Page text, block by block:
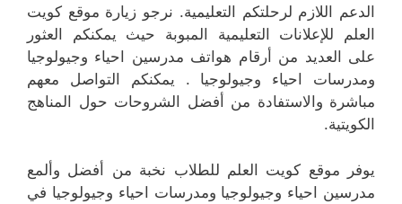
الدعم اللازم لرحلتكم التعليمية. نرجو زيارة موقع كويت
العلم للإعلانات التعليمية المبوبة حيث يمكنكم العثور
على العديد من أرقام هواتف مدرسين احياء وجيولوجيا
ومدرسات احياء وجيولوجيا . يمكنكم التواصل معهم
مباشرة والاستفادة من أفضل الشروحات حول المناهج
الكويتية.
يوفر موقع كويت العلم للطلاب نخبة من أفضل وألمع
مدرسين احياء وجيولوجيا ومدرسات احياء وجيولوجيا في